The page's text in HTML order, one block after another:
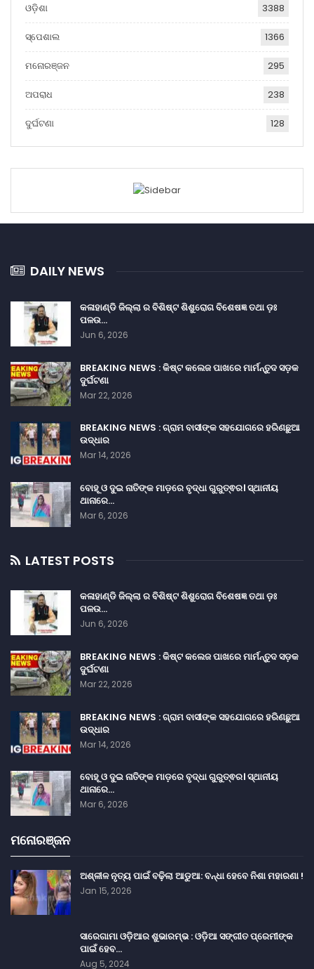
ଓଡ଼ିଶା 3388
ସ୍ପେଶାଲ 1366
ମନୋରଞ୍ଜନ 295
ଅପରାଧ 238
ଦୁର୍ଘଟଣା 128
DAILY NEWS
କଳାହାଣ୍ଡି ଜିଲ୍ଲା ର ବିଶିଷ୍ଟ ଶିଶୁରୋଗ ବିଶେଷଜ୍ଞ ତଥା ଡ଼ଃ
ପଳଉ…
Jun 6, 2026
BREAKING NEWS : କିଷ୍ଟ କଲେଜ ପାଖରେ ମାର୍ମନ୍ତୁଦ ସଡ଼କ
ଦୁର୍ଘଟଣା
Mar 22, 2026
BREAKING NEWS : ଗ୍ରାମ ବାସୀଙ୍କ ସହଯୋଗରେ ହରିଣଛୁଆ
ଉଦ୍ଧାର
Mar 14, 2026
ବୋହୂ ଓ ଦୁଇ ନାତିଙ୍କ ମାଡ଼ରେ ବୃଦ୍ଧା ଗୁରୁତ୍ଵର। ସ୍ଥାନୀୟ
ଥାନାରେ…
Mar 6, 2026
LATEST POSTS
କଳାହାଣ୍ଡି ଜିଲ୍ଲା ର ବିଶିଷ୍ଟ ଶିଶୁରୋଗ ବିଶେଷଜ୍ଞ ତଥା ଡ଼ଃ
ପଳଉ…
Jun 6, 2026
BREAKING NEWS : କିଷ୍ଟ କଲେଜ ପାଖରେ ମାର୍ମନ୍ତୁଦ ସଡ଼କ
ଦୁର୍ଘଟଣା
Mar 22, 2026
BREAKING NEWS : ଗ୍ରାମ ବାସୀଙ୍କ ସହଯୋଗରେ ହରିଣଛୁଆ
ଉଦ୍ଧାର
Mar 14, 2026
ବୋହୂ ଓ ଦୁଇ ନାତିଙ୍କ ମାଡ଼ରେ ବୃଦ୍ଧା ଗୁରୁତ୍ଵର। ସ୍ଥାନୀୟ
ଥାନାରେ…
Mar 6, 2026
ମନୋରଞ୍ଜନ
ଅଶ୍ଳୀଳ ନୃତ୍ୟ ପାଇଁ ବଢ଼ିଲା ଆଡୁଆ: ବନ୍ଧା ହେବେ ନିଶା ମହାରଣା !
Jan 15, 2026
ସାରେଗାମା ଓଡ଼ିଆର ଶୁଭାରମ୍ଭ : ଓଡ଼ିଆ ସଙ୍ଗୀତ ପ୍ରେମୀଙ୍କ
ପାଇଁ ହେବ…
Aug 5, 2024